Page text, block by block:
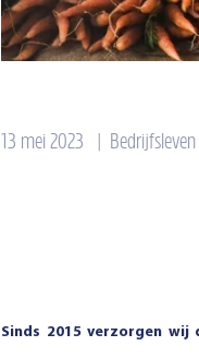
13 mei 2023 | Bedrijfsleven
Sinds 2015 verzorgen